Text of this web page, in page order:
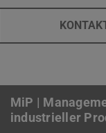
MiP |
industrieller